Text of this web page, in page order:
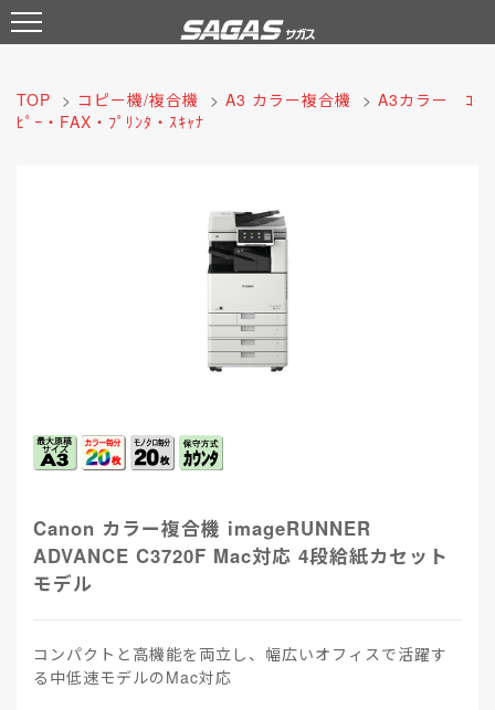
TOP > コピー機/複合機 > A3 カラー複合機 > A3カラー ｺ
ﾋﾟｰ・FAX・ﾌﾟﾘﾝﾀ・ｽｷｬﾅ
Canon カラー複合機 imageRUNNER
ADVANCE C3720F Mac対応 4段給紙カセット
モデル
コンパクトと高機能を両立し、幅広いオフィスで活躍す
る中低速モデルのMac対応